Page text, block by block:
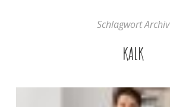
Schlagwort Archiv
KALK